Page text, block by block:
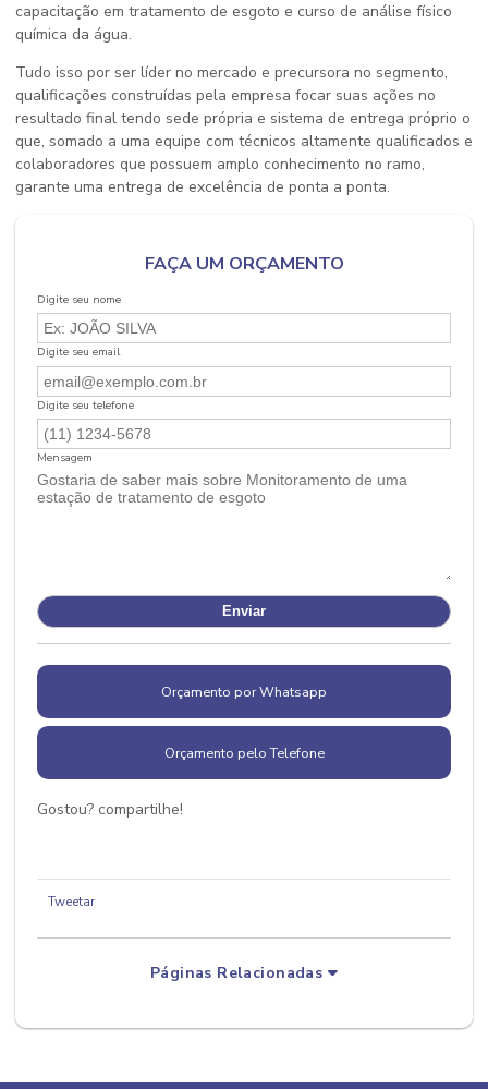
capacitação em tratamento de esgoto e curso de análise físico
química da água.
Tudo isso por ser líder no mercado e precursora no segmento,
qualificações construídas pela empresa focar suas ações no
resultado final tendo sede própria e sistema de entrega próprio o
que, somado a uma equipe com técnicos altamente qualificados e
colaboradores que possuem amplo conhecimento no ramo,
garante uma entrega de excelência de ponta a ponta.
FAÇA UM ORÇAMENTO
Digite seu nome
Digite seu email
Digite seu telefone
Mensagem
Orçamento por Whatsapp
Orçamento pelo Telefone
Gostou? compartilhe!
Tweetar
Páginas Relacionadas